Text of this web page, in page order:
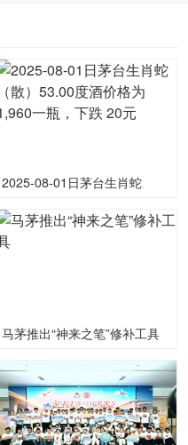
2025-08-01日茅台生肖蛇
（散）53.00度酒价格为1,960
一瓶，下跌 20元
马茅推出“神来之笔”修补工具